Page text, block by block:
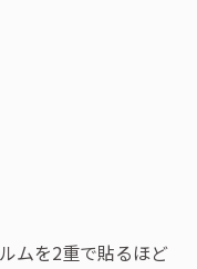
ムを2重で貼るほど